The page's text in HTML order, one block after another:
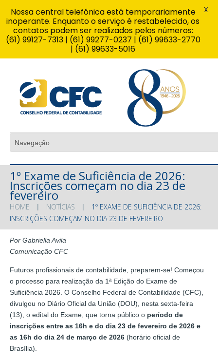
1º Exame de Suficiência de 2026:
Inscrições começam no dia 23 de
fevereiro
HOME NOTÍCIAS
1º EXAME DE SUFICIÊNCIA DE 2026:
INSCRIÇÕES COMEÇAM NO DIA 23 DE FEVEREIRO
Por Gabriella Avila
Comunicação CFC
Futuros profissionais de contabilidade, preparem-se! Começou
o processo para realização da 1ª Edição do Exame de
Suficiência 2026. O Conselho Federal de Contabilidade (CFC),
divulgou no Diário Oficial da União (DOU), nesta sexta-feira
(13), o edital do Exame, que torna público o período de
inscrições entre as 16h e do dia 23 de fevereiro de 2026 e
as 16h do dia 24 de março de 2026 (horário oficial de
Brasília).
Nossa central telefônica está temporariamente
inoperante. Enquanto o serviço é restabelecido, os
contatos podem ser realizados pelos números:
(61) 99127-7313 | (61) 99277-0237 | (61) 99633-2770
| (61) 99633-5016
X